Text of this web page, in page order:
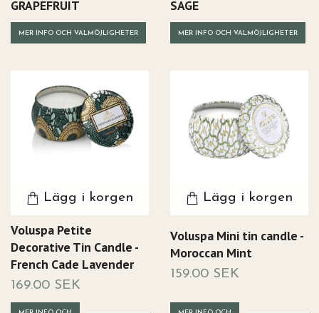
GRAPEFRUIT
MER INFO OCH VALMÖJLIGHETER
SAGE
MER INFO OCH VALMÖJLIGHETER
Lägg i korgen
Voluspa Petite
Decorative Tin Candle -
French Cade Lavender
169.00 SEK
Lägg i korgen
Voluspa Mini tin candle -
Moroccan Mint
159.00 SEK